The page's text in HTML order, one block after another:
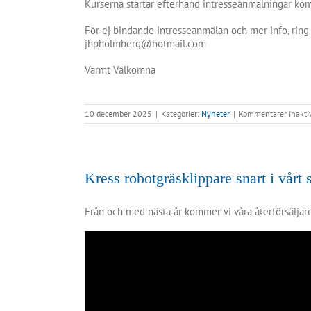
Kurserna startar efterhand intresseanmälningar
För ej bindande intresseanmälan och mer info,
jhpholmberg@hotmail.com
Varmt Välkomna
10 december 2025 | Kategorier: Nyheter | Kommentarer
Kress robotgräsklippare snart i vårt
Från och med nästa år kommer vi våra